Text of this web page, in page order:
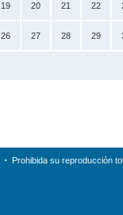
19 20 21 22
26 27 28 29
Prohibida su reproducción